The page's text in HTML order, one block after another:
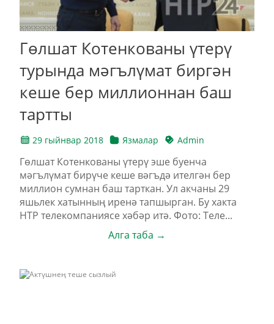
Гөлшат Котенкованы үтерү
турында мәгълүмат биргән
кеше бер миллионнан баш
тартты
29 гыйнвар 2018 Язмалар Admin
Гөлшат Котенкованы үтерү эше буенча
мәгълүмат бирүче кеше вәгъдә ителгән бер
миллион сумнан баш тарткан. Ул акчаны 29
яшьлек хатынның иренә тапшырган. Бу хакта
НТР телекомпаниясе хәбәр итә. Фото: Теле...
Алга таба →